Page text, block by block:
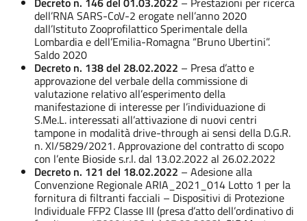
dell’RNA SARS-CoV-2 erogate nell’anno 2020
dall’Istituto Zooprofilattico Sperimentale della
Lombardia e dell’Emilia-Romagna “Bruno Ubertini”.
Saldo 2020
Decreto n. 138 del 28.02.2022 – Presa d’atto e
approvazione del verbale della commissione di
valutazione relativo all’esperimento della
manifestazione di interesse per l’individuazione di
S.Me.L. interessati all’attivazione di nuovi centri
tampone in modalità drive-through ai sensi della D.G.R.
n. XI/5829/2021. Approvazione del contratto di scopo
con l’ente Bioside s.r.l. dal 13.02.2022 al 26.02.2022
Decreto n. 121 del 18.02.2022 – Adesione alla
Convenzione Regionale ARIA_2021_014 Lotto 1 per la
fornitura di filtranti facciali – Dispositivi di Protezione
Individuale FFP2 Classe III (presa d’atto dell’ordinativo di